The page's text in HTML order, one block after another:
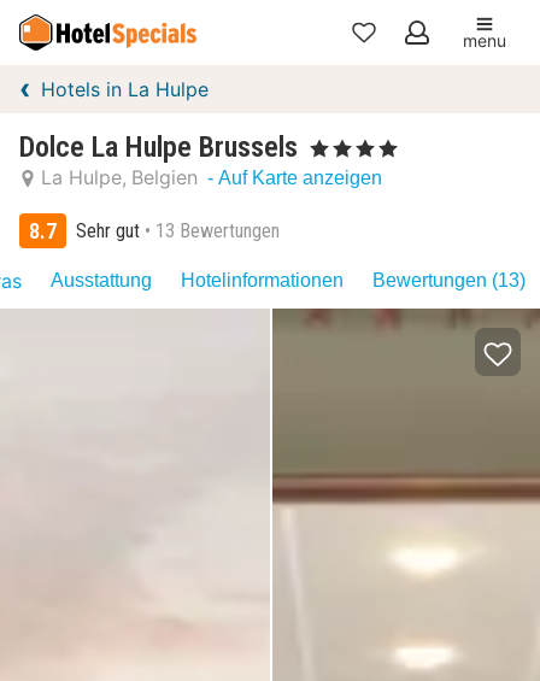
Meine
menu
Hotels in La Hulpe
Dolce La Hulpe Brussels , 4 Sterne
La Hulpe Belgien - Auf Karte anzeigen
8.7 Sehr gut 13 Bewertungen
Ausstattung Hotelinformationen Bewertungen (13)